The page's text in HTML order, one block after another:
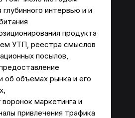
интервью и и
продукта
УТП, реестра смыслов
посылов,
об объемах рынка и его
маркетинга и
привлечения трафика